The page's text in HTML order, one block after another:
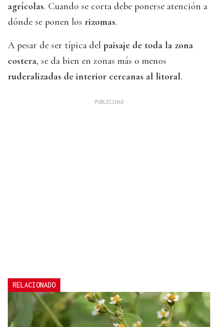
agrícolas. Cuando se corta debe ponerse atención a
dónde se ponen los rizomas.
A pesar de ser típica del paisaje de toda la zona
costera, se da bien en zonas más o menos
ruderalizadas de interior cercanas al litoral.
RELACIONADO